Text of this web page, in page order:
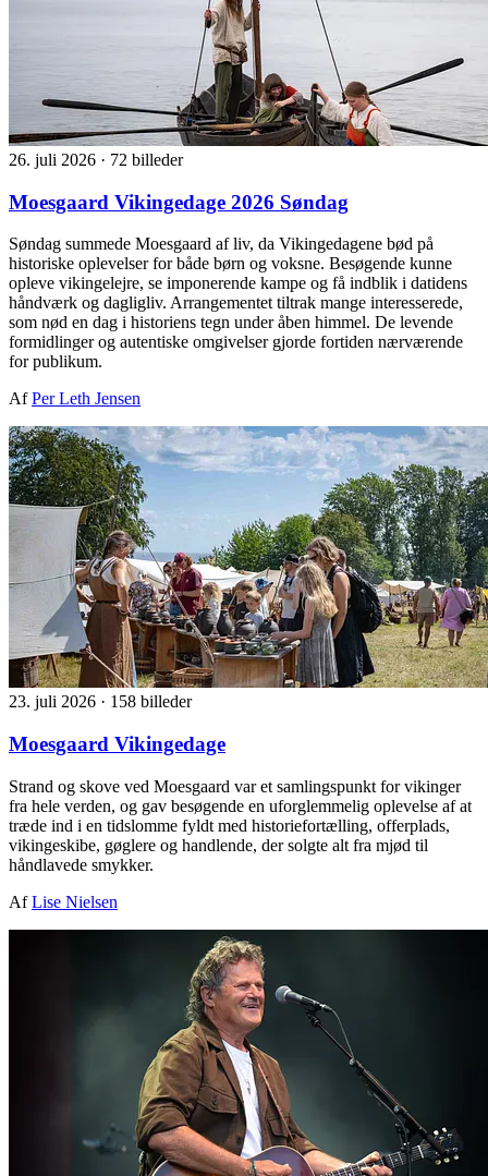
26. juli 2026 · 72 billeder
Moesgaard Vikingedage 2026 Søndag
Søndag summede Moesgaard af liv, da Vikingedagene bød på
historiske oplevelser for både børn og voksne. Besøgende kunne
opleve vikingelejre, se imponerende kampe og få indblik i datidens
håndværk og dagligliv. Arrangementet tiltrak mange interesserede,
som nød en dag i historiens tegn under åben himmel. De levende
formidlinger og autentiske omgivelser gjorde fortiden nærværende
for publikum.
AfPer Leth Jensen
23. juli 2026 · 158 billeder
Moesgaard Vikingedage
Strand og skove ved Moesgaard var et samlingspunkt for vikinger
fra hele verden, og gav besøgende en uforglemmelig oplevelse af at
træde ind i en tidslomme fyldt med historiefortælling, offerplads,
vikingeskibe, gøglere og handlende, der solgte alt fra mjød til
håndlavede smykker.
AfLise Nielsen